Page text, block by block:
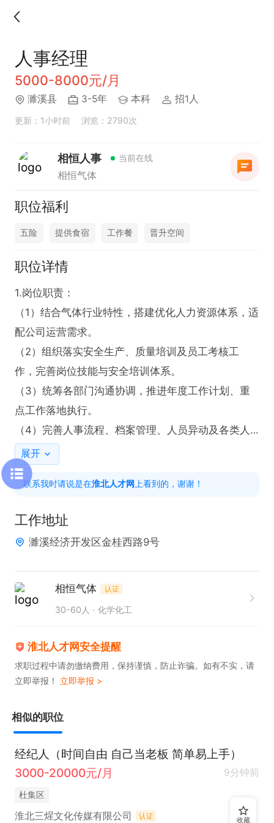
人事经理
5000-8000元/月
濉溪县 3-5年 本科 招1人
更新：1小时前 浏览：2790次
相恒人事 当前在线
相恒气体
职位福利
五险 提供食宿 工作餐 晋升空间
职位详情
1.岗位职责：
（1）结合气体行业特性，搭建优化人力资源体系，适
配公司运营需求。
（2）组织落实安全生产、质量培训及员工考核工
作，完善岗位技能与安全培训体系。
（3）统筹各部门沟通协调，推进年度工作计划、重
点工作落地执行。
（4）完善人事流程、档案管理、人员异动及各类人
力报表。
（5）配合生产经营需求，保障人员供给、稳定团
队、提升管理效率。
（1）人力资源、管理类相关专业，有生产型企业 / 工
业企业人事管理经验优先。
模块实操工作。
（3）具备较强的统筹协调、沟通表达、文字撰写及
（4）工作严谨负责，原则性强，有安全意识和服务
意识。
（5）能独立制定制度、梳理流程、推进各项管理工
3.薪资福利
展开
联系我时请说是在淮北人才网上看到的，谢谢！
工作地址
濉溪经济开发区金桂西路9号
相恒气体 认证
30-60人 化学化工
淮北人才网安全提醒
求职过程中请勿缴纳费用，保持谨慎，防止诈骗。如有不实，请
立即举报！ 立即举报 >
相似的职位
经纪人（时间自由 自己当老板 简单易上手）
3000-20000元/月
9分钟前
杜集区
淮北三煋文化传媒有限公司 认证 收藏